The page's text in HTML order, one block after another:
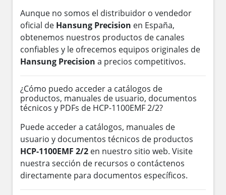
Aunque no somos el distribuidor o vendedor
oficial de Hansung Precision en España,
obtenemos nuestros productos de canales
confiables y le ofrecemos equipos originales de
Hansung Precision a precios competitivos.
¿Cómo puedo acceder a catálogos de
productos, manuales de usuario, documentos
técnicos y PDFs de HCP-1100EMF 2/2?
Puede acceder a catálogos, manuales de
usuario y documentos técnicos de productos
HCP-1100EMF 2/2 en nuestro sitio web. Visite
nuestra sección de recursos o contáctenos
directamente para documentos específicos.